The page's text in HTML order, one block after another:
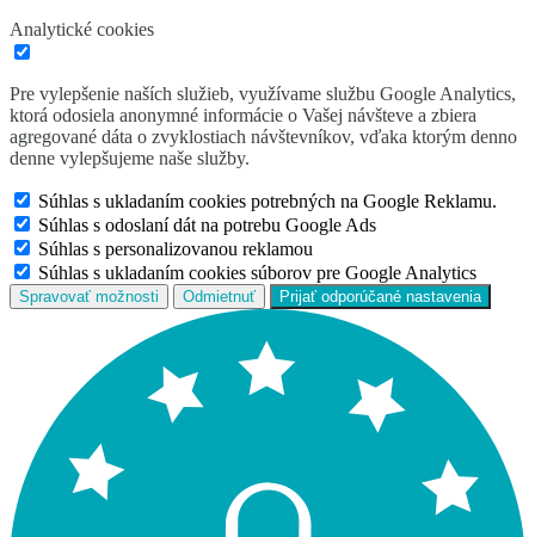
Analytické cookies
Pre vylepšenie naších služieb, využívame službu Google Analytics,
ktorá odosiela anonymné informácie o Vašej návšteve a zbiera
agregované dáta o zvyklostiach návštevníkov, vďaka ktorým denno
denne vylepšujeme naše služby.
Súhlas s ukladaním cookies potrebných na Google Reklamu.
Súhlas s odoslaní dát na potrebu Google Ads
Súhlas s personalizovanou reklamou
Súhlas s ukladaním cookies súborov pre Google Analytics
Spravovať možnosti Odmietnuť Prijať odporúčané nastavenia